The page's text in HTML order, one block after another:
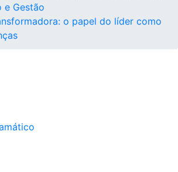
e Gestão
o papel do líder como